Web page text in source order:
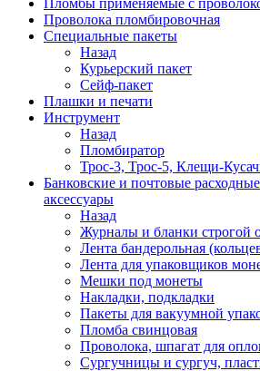
Пломбы применяемые с
Проволока пломбировочная
Специальные пакеты
Назад
Курьерский пакет
Сейф-пакет
Плашки и печати
Инструмент
Назад
Пломбиратор
Трос-3, Трос-5, Клещи-
Банковские и почтовые
аксессуары
Назад
Журналы и бланки строгой
Лента бандерольная
Лента для упаковщиков
Мешки под монеты
Накладки, подкладки
Пакеты для вакуумной
Пломба свинцовая
Проволока, шпагат для
Сургучницы и сургуч,